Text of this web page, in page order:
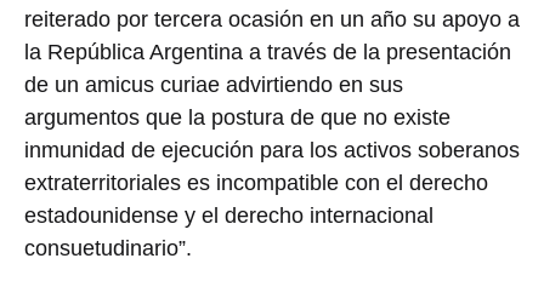
reiterado por tercera ocasión en un año su apoyo a
la República Argentina a través de la presentación
de un amicus curiae advirtiendo en sus
argumentos que la postura de que no existe
inmunidad de ejecución para los activos soberanos
extraterritoriales es incompatible con el derecho
estadounidense y el derecho internacional
consuetudinario”.